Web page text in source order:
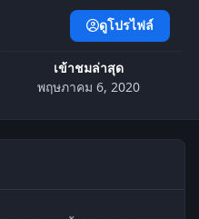
เข้าชมล่าสุด
พฤษภาคม 6, 2020
ดูโปรไฟล์